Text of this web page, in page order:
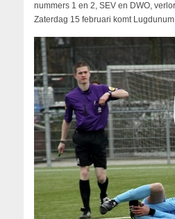
nummers 1 en 2, SEV en DWO,
Zaterdag 15 februari komt